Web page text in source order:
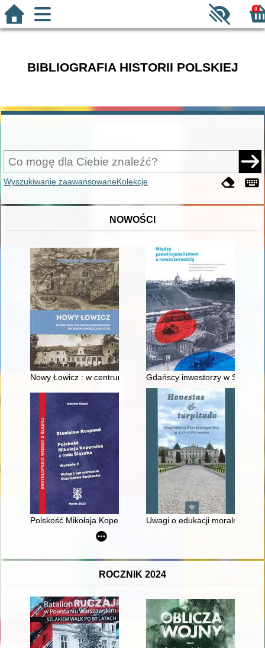
0
BIBLIOGRAFIA HISTORII POLSKIEJ
Wyszukiwanie zaawansowaneKolekcje
NOWOŚCI
Nowy Łowicz : w centrum poligonu drawskiego od
Gdańscy inwestorzy w
Polskość Mikołaja Kopernika z rodu ŚlązakaUwagi o edukacji moralnej
ROCZNIK 2024